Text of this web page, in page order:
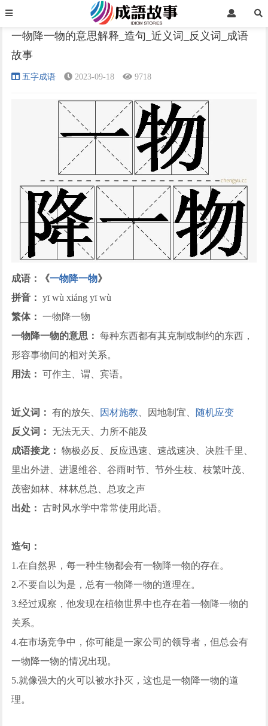
›
正文
一物降一物的意思解释_造句_近义词_反义词_成语
故事
五字成语 2023-09-18 9718
成语：《一物降一物》
拼音： yī wù xiáng yī wù
繁体： 一物降一物
一物降一物的意思： 每种东西都有其克制或制约的东西，
形容事物间的相对关系。
用法： 可作主、谓、宾语。
近义词： 有的放矢、 因材施教 、因地制宜、 随机应变
反义词： 无法无天、力所不能及
成语接龙： 物极必反、反应迅速、速战速决、决胜千里、
里出外进、进退维谷、谷雨时节、节外生枝、枝繁叶茂、
茂密如林、林林总总、总攻之声
出处： 古时风水学中常常使用此语。
造句：
1.在自然界，每一种生物都会有一物降一物的存在。
2.不要自以为是，总有一物降一物的道理在。
3.经过观察，他发现在植物世界中也存在着一物降一物的
关系。
4.在市场竞争中，你可能是一家公司的领导者，但总会有
一物降一物的情况出现。
5.就像强大的火可以被水扑灭，这也是一物降一物的道
理。